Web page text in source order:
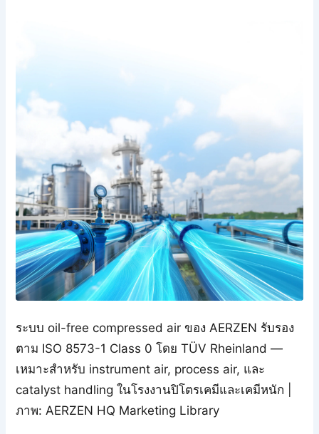
ระบบ oil-free compressed air ของ AERZEN รับรอง
ตาม ISO 8573-1 Class 0 โดย TÜV Rheinland —
เหมาะสำหรับ instrument air, process air, และ
catalyst handling ในโรงงานปิโตรเคมีและเคมีหนัก |
ภาพ: AERZEN HQ Marketing Library